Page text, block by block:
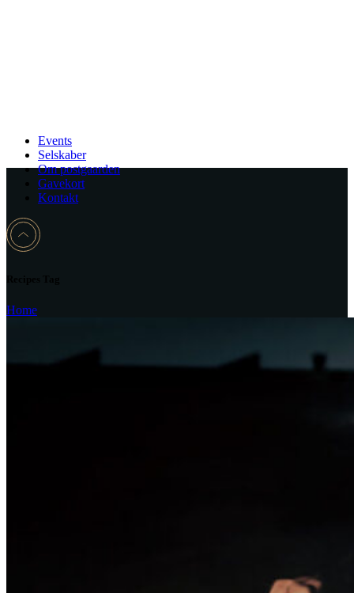
Events
Selskaber
Om postgaarden
Gavekort
Kontakt
Home